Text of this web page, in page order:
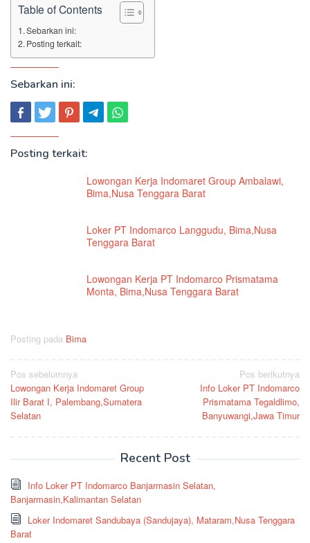
Table of Contents
Sebarkan ini:
Posting terkait:
Sebarkan ini:
Posting terkait:
Lowongan Kerja Indomaret Group Ambalawi,
Bima,Nusa Tenggara Barat
Loker PT Indomarco Langgudu, Bima,Nusa
Tenggara Barat
Lowongan Kerja PT Indomarco Prismatama
Monta, Bima,Nusa Tenggara Barat
Posting pada Bima
Navigasi
pos
Pos sebelumnya
Lowongan Kerja Indomaret Group
Ilir Barat I, Palembang,Sumatera
Selatan
Pos berikutnya
Info Loker PT Indomarco
Prismatama Tegaldlimo,
Banyuwangi,Jawa Timur
Recent Post
Info Loker PT Indomarco Banjarmasin Selatan,
Banjarmasin,Kalimantan Selatan
Loker Indomaret Sandubaya (Sandujaya), Mataram,Nusa Tenggara
Barat